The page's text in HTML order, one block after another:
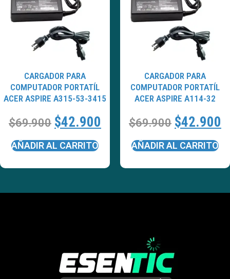
CARGADOR PARA
COMPUTADOR PORTATÍL
ACER ASPIRE A315-53-3415
$69.900 $42.900
AÑADIR AL CARRITO
CARGADOR PARA
COMPUTADOR PORTATÍL
ACER ASPIRE A114-32
$69.900 $42.900
AÑADIR AL CARRITO